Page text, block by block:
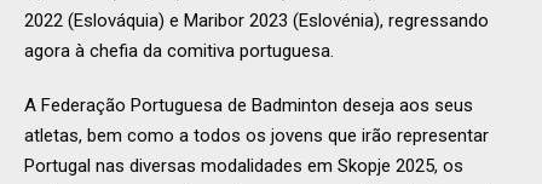
2022 (Eslováquia) e Maribor 2023 (Eslovénia), regressando
agora à chefia da comitiva portuguesa.
A Federação Portuguesa de Badminton deseja aos seus
atletas, bem como a todos os jovens que irão representar
Portugal nas diversas modalidades em Skopje 2025, os